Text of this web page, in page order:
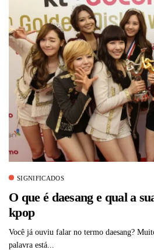
SIGNIFICADOS
O que é daesang e qual a
kpop
Você já ouviu falar no termo daesang?
palavra está...